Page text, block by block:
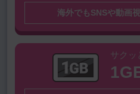
海外でもSNSや動画
サクッ
その他の国を検索
※無制限プラン対象外国はこちら